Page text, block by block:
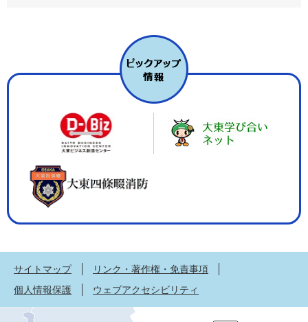
サイトマップ
リンク・著作権・免責事項
個人情報保護
ウェブアクセシビリティ